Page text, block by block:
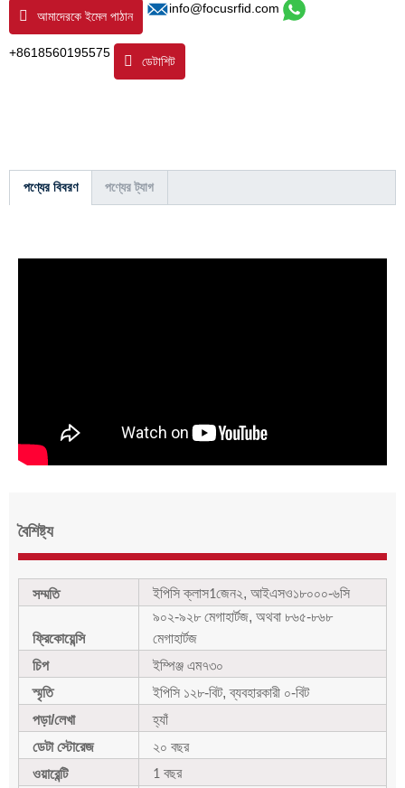
আমাদেরকে ইমেল পাঠান
info@focusrfid.com
+8618560195575
ডেটাশিট
পণ্যের বিবরণ পণ্যের ট্যাগ
বৈশিষ্ট্য
সম্মতি ইপিসি ক্লাস1জেন২, আইএসও১৮০০০-৬সি
ফ্রিকোয়েন্সি
৯০২-৯২৮ মেগাহার্টজ, অথবা ৮৬৫-৮৬৮
মেগাহার্টজ
চিপ
ইম্পিঞ্জ এম৭৩০
স্মৃতি
ইপিসি ১২৮-বিট, ব্যবহারকারী ০-বিট
পড়া/লেখা
হ্যাঁ
ডেটা স্টোরেজ
২০ বছর
ওয়ারেন্টি
1 বছর